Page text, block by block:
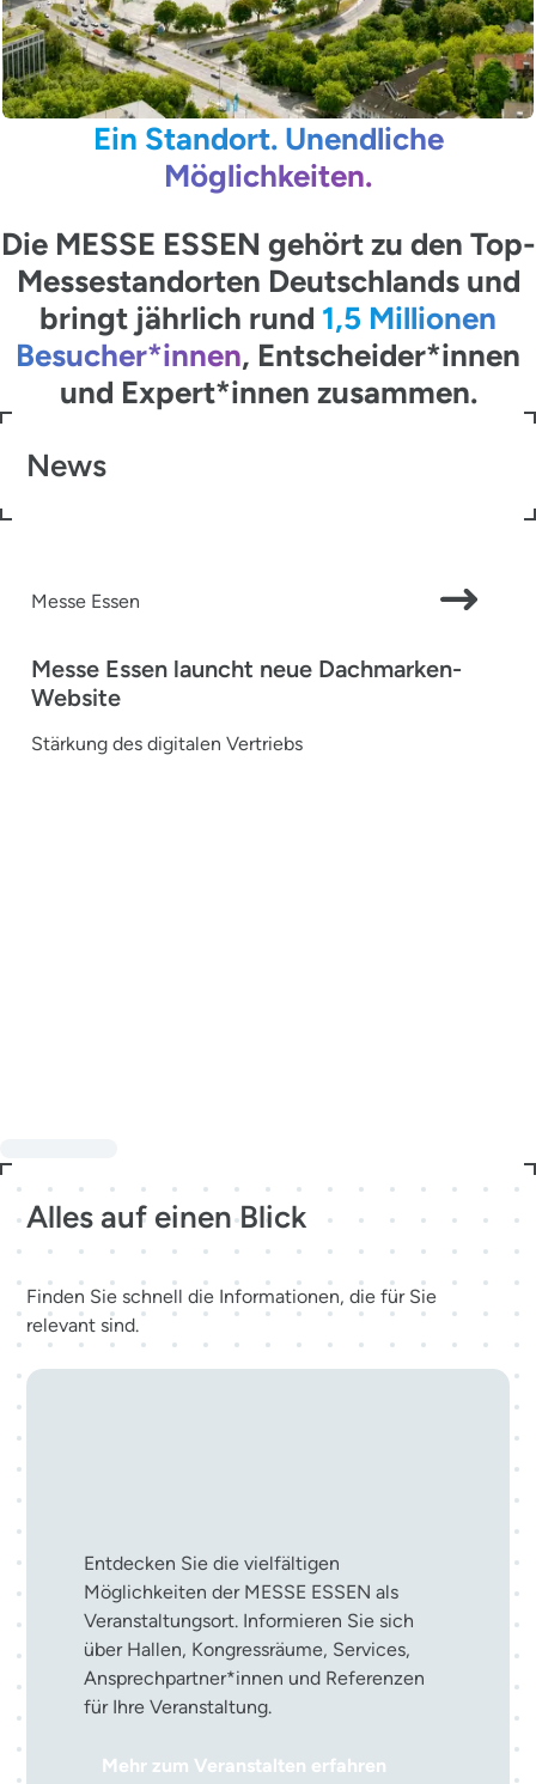
Ein Standort. Unendliche
Möglichkeiten.
Die MESSE ESSEN gehört zu den Top-
Messestandorten Deutschlands und
bringt jährlich rund 1,5 Millionen
Besucher*innen, Entscheider*innen
und Expert*innen zusammen.
News
Messe Essen
Messe Essen launcht neue Dachmarken-
Website
Stärkung des digitalen Vertriebs
Alles auf einen Blick
Finden Sie schnell die Informationen, die für Sie
relevant sind.
Entdecken Sie die vielfältigen
Möglichkeiten der MESSE ESSEN als
Veranstaltungsort. Informieren Sie sich
über Hallen, Kongressräume, Services,
Ansprechpartner*innen und Referenzen
für Ihre Veranstaltung.
Mehr zum Veranstalten erfahren